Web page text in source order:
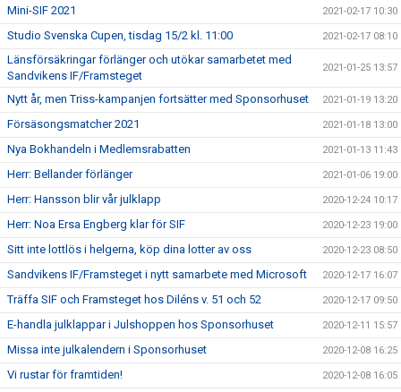
Mini-SIF 2021 2021-02-17 10:30
Studio Svenska Cupen, tisdag 15/2 kl. 11:00 2021-02-17 08:10
Länsförsäkringar förlänger och utökar samarbetet med
Sandvikens IF/Framsteget
2021-01-25 13:57
Nytt år, men Triss-kampanjen fortsätter med Sponsorhuset 2021-01-19 13:20
Försäsongsmatcher 2021 2021-01-18 13:00
Nya Bokhandeln i Medlemsrabatten 2021-01-13 11:43
Herr: Bellander förlänger 2021-01-06 19:00
Herr: Hansson blir vår julklapp 2020-12-24 10:17
Herr: Noa Ersa Engberg klar för SIF 2020-12-23 19:00
Sitt inte lottlös i helgerna, köp dina lotter av oss 2020-12-23 08:50
Sandvikens IF/Framsteget i nytt samarbete med Microsoft 2020-12-17 16:07
Träffa SIF och Framsteget hos Diléns v. 51 och 52 2020-12-17 09:50
E-handla julklappar i Julshoppen hos Sponsorhuset 2020-12-11 15:57
Missa inte julkalendern i Sponsorhuset 2020-12-08 16:25
Vi rustar för framtiden! 2020-12-08 16:05